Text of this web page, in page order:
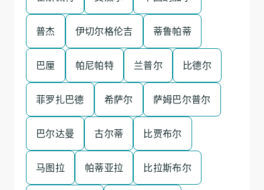
普杰 伊切尔格伦吉 蒂鲁帕蒂
巴厘 帕尼帕特 兰普尔 比德尔
菲罗扎巴德 希萨尔 萨姆巴尔普尔
巴尔达曼 古尔蒂 比贾布尔
马图拉 帕蒂亚拉 比拉斯布尔